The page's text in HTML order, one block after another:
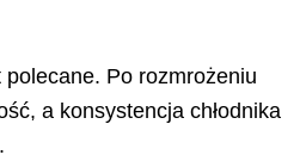
Po rozmrożeniu
a konsystencja chłodnika